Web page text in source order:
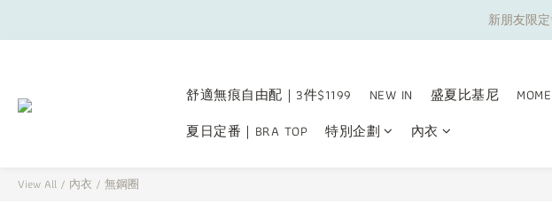
夏日舒適
新朋友限
舒適無痕自由配｜3件$1199 NEW IN 盛夏比基尼
夏日定番｜BRA TOP
特別企劃 內衣
View All / 內衣 / 無鋼圈